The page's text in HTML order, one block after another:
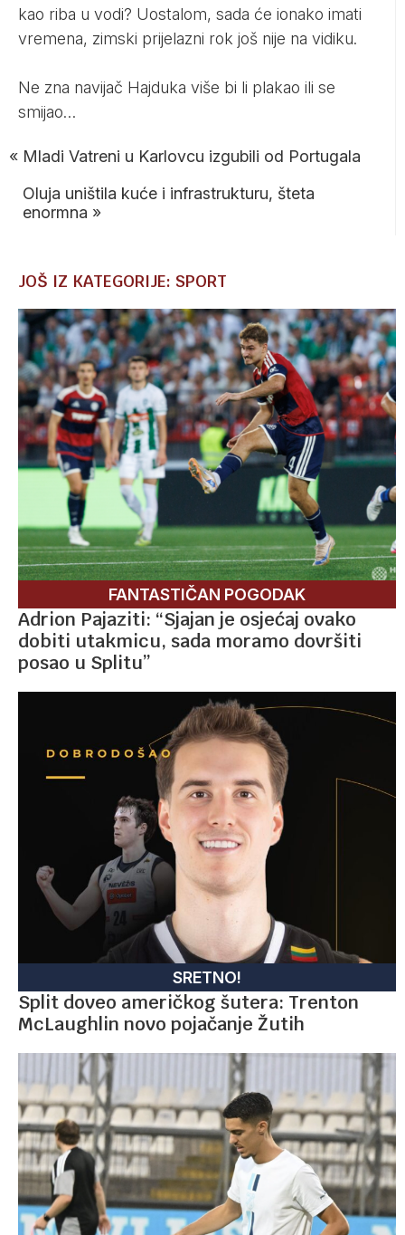
kao riba u vodi? Uostalom, sada će ionako imati
vremena, zimski prijelazni rok još nije na vidiku.
Ne zna navijač Hajduka više bi li plakao ili se
smijao…
« Mladi Vatreni u Karlovcu izgubili od Portugala
Oluja uništila kuće i infrastrukturu, šteta
enormna »
JOŠ IZ KATEGORIJE: SPORT
FANTASTIČAN POGODAK
Adrion Pajaziti: “Sjajan je osjećaj ovako
dobiti utakmicu, sada moramo dovršiti
posao u Splitu”
SRETNO!
Split doveo američkog šutera: Trenton
McLaughlin novo pojačanje Žutih